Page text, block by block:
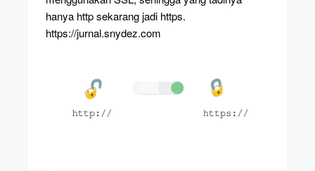
hanya http sekarang jadi https.
https://jurnal.snydez.com